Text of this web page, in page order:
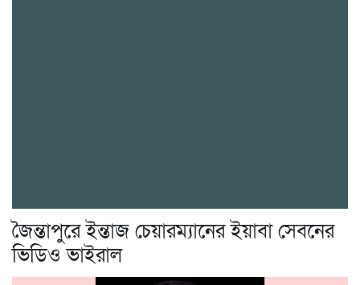
জৈন্তাপুরে ইন্তাজ চেয়ারম্যানের ইয়াবা সেবনের
ভিডিও ভাইরাল